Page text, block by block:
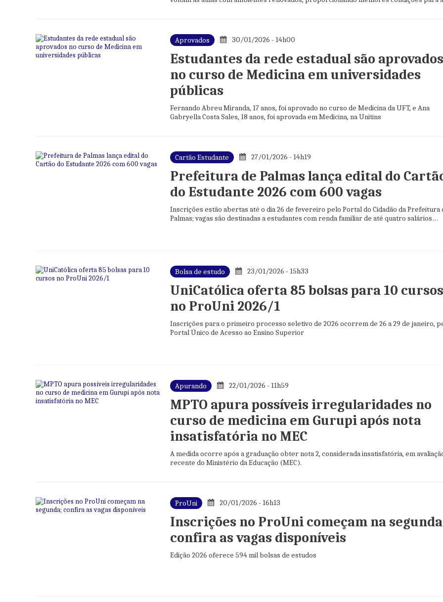
Aprovados 30/01/2026 - 14h00
Estudantes da rede estadual são aprovados
no curso de Medicina em universidades
públicas
Fernando Abreu Miranda, 17 anos, foi aprovado no curso de Medicina da UFT, e Ana
Gabryella Costa Sales, 18 anos, foi aprovada em Medicina, na Unitins
Cartão Estudante 27/01/2026 - 14h19
Prefeitura de Palmas lança edital do
do Estudante 2026 com 600 vagas
Inscrições estão abertas até o dia 26 de fevereiro pelo Portal do Cidadão da Prefeitura
Palmas; vagas são destinadas a estudantes com renda familiar de até quatro salários
Bolsa de estudo 23/01/2026 - 15h33
UniCatólica oferta 85 bolsas para 10 cursos
no ProUni 2026/1
Inscrições para o primeiro processo seletivo de 2026 ocorrem de 26 a 29 de janeiro,
Portal Único de Acesso ao Ensino Superior
Apurando 22/01/2026 - 11h59
MPTO apura possíveis irregularidades no
curso de medicina em Gurupi após nota
insatisfatória no MEC
A medida ocorre após a graduação obter nota 2, considerada insatisfatória, em
recente do Ministério da Educação (MEC).
ProUni 20/01/2026 - 16h13
Inscrições no ProUni começam na
confira as vagas disponíveis
Edição 2026 oferece 594 mil bolsas de estudos